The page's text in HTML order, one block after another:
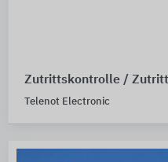
Zutrittskontrolle /
Telenot Electronic